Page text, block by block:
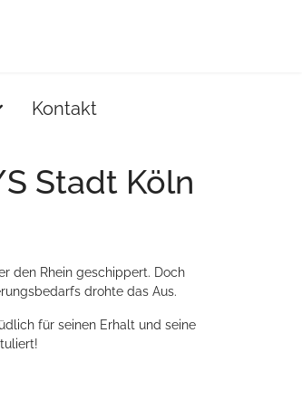
Kontakt
Stadt Köln
den Rhein geschippert. Doch
drohte das Aus.
für seinen Erhalt und seine